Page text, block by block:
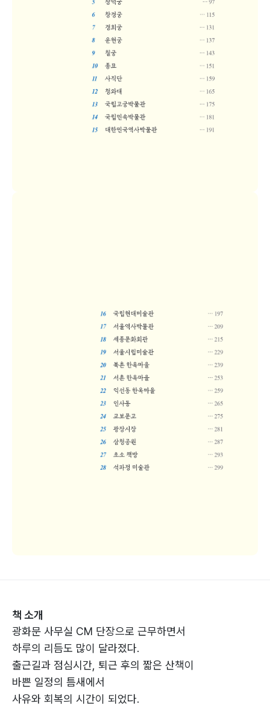
책 소개
광화문 사무실 CM 단장으로 근무하면서
하루의 리듬도 많이 달라졌다.
출근길과 점심시간, 퇴근 후의 짧은 산책이
바쁜 일정의 틈새에서
사유와 회복의 시간이 되었다.